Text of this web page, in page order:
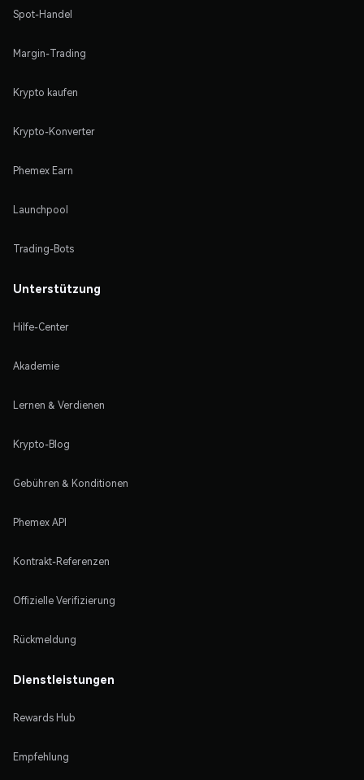
Spot-Handel
Margin-Trading
Krypto kaufen
Krypto-Konverter
Phemex Earn
Launchpool
Trading-Bots
Unterstützung
Hilfe-Center
Akademie
Lernen & Verdienen
Krypto-Blog
Gebühren & Konditionen
Phemex API
Kontrakt-Referenzen
Offizielle Verifizierung
Rückmeldung
Dienstleistungen
Rewards Hub
Empfehlung